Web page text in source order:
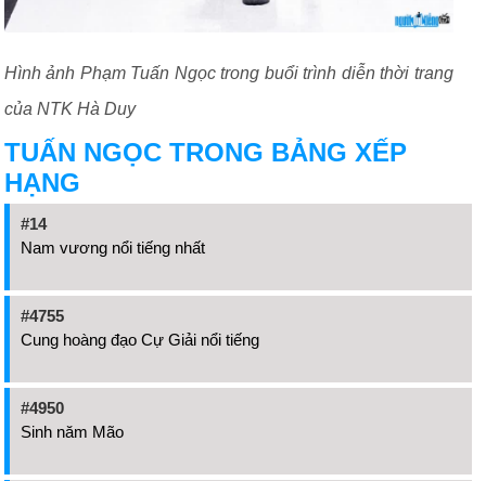
Hình ảnh Phạm Tuấn Ngọc trong buổi trình diễn thời trang
của NTK Hà Duy
TUẤN NGỌC TRONG BẢNG XẾP
HẠNG
#14
Nam vương nổi tiếng nhất
#4755
Cung hoàng đạo Cự Giải nổi tiếng
#4950
Sinh năm Mão